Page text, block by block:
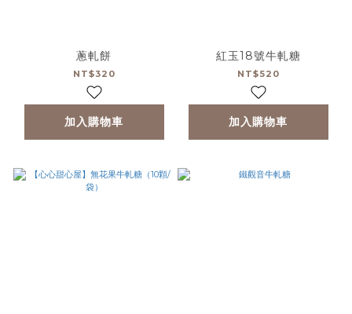
蔥軋餅
NT$320
加入購物車
紅玉18號牛軋糖
NT$520
加入購物車